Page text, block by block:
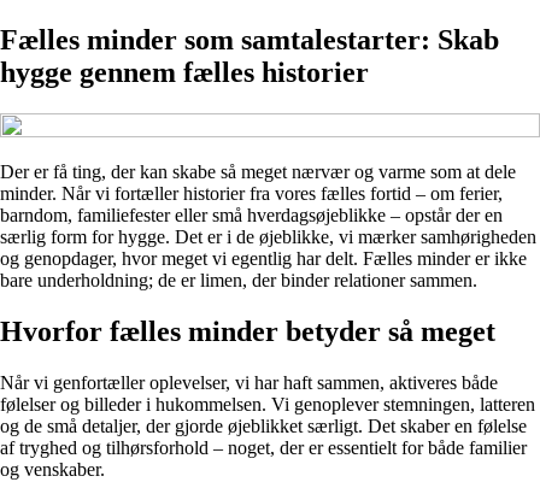
Fælles minder som samtalestarter: Skab
hygge gennem fælles historier
Der er få ting, der kan skabe så meget nærvær og varme som at dele
minder. Når vi fortæller historier fra vores fælles fortid – om ferier,
barndom, familiefester eller små hverdagsøjeblikke – opstår der en
særlig form for hygge. Det er i de øjeblikke, vi mærker samhørigheden
og genopdager, hvor meget vi egentlig har delt. Fælles minder er ikke
bare underholdning; de er limen, der binder relationer sammen.
Hvorfor fælles minder betyder så meget
Når vi genfortæller oplevelser, vi har haft sammen, aktiveres både
følelser og billeder i hukommelsen. Vi genoplever stemningen, latteren
og de små detaljer, der gjorde øjeblikket særligt. Det skaber en følelse
af tryghed og tilhørsforhold – noget, der er essentielt for både familier
og venskaber.